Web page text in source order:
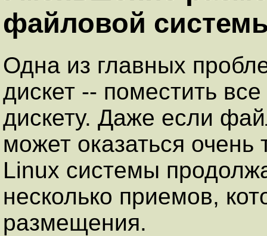
файловой
Одна из главных
дискет -- поместить
дискету. Даже если
может оказаться очень
Linux системы
несколько приемов,
размещения.